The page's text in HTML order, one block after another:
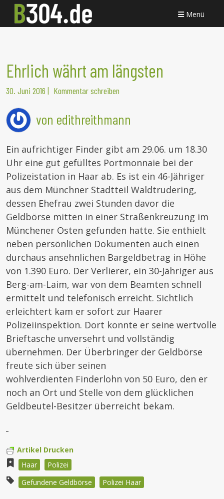
Menü
Ehrlich währt am längsten
30. Juni 2016 | Kommentar schreiben
von edithreithmann
Ein aufrichtiger Finder gibt am 29.06. um 18.30
Uhr eine gut gefülltes Portmonnaie bei der
Polizeistation in Haar ab. Es ist ein 46-Jähriger
aus dem Münchner Stadtteil Waldtrudering,
dessen Ehefrau zwei Stunden davor die
Geldbörse mitten in einer Straßenkreuzung im
Münchener Osten gefunden hatte. Sie enthielt
neben persönlichen Dokumenten auch einen
durchaus ansehnlichen Bargeldbetrag in Höhe
von 1.390 Euro. Der Verlierer, ein 30-Jähriger aus
Berg-am-Laim, war von dem Beamten schnell
ermittelt und telefonisch erreicht. Sichtlich
erleichtert kam er sofort zur Haarer
Polizeiinspektion. Dort konnte er seine wertvolle
Brieftasche unversehrt und vollständig
übernehmen. Der Überbringer der Geldbörse
freute sich über seinen
wohlverdienten Finderlohn von 50 Euro, den er
noch an Ort und Stelle von dem glücklichen
Geldbeutel-Besitzer überreicht bekam.
Artikel Drucken
Haar
Polizei
Gefundene Geldbörse
Polizei Haar